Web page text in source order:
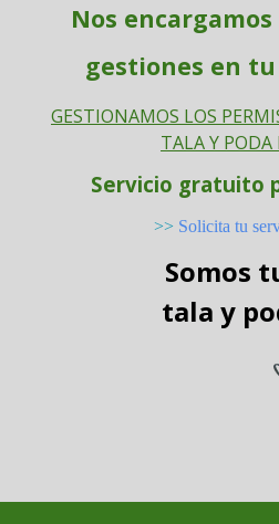
Nos
gestiones en
GESTIONAMOS LOS
TALA Y PODA
Servicio gratuito
>> Solicita tu
Somos
tala y